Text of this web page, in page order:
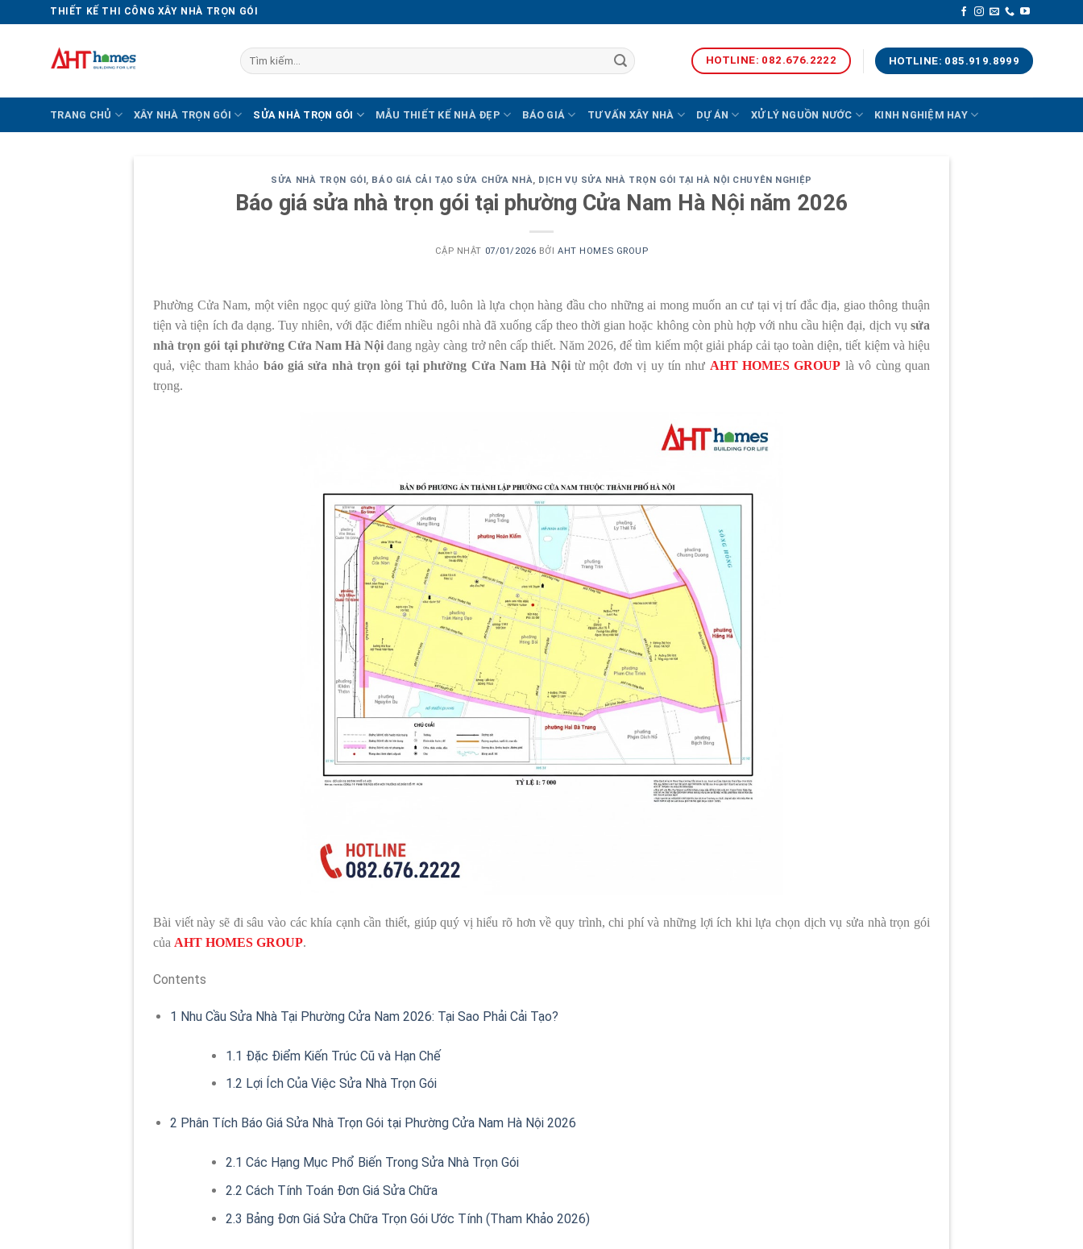
THIẾT KẾ THI CÔNG XÂY NHÀ TRỌN GÓI
Tìm
kiếm:
HOTLINE: 082.676.2222 HOTLINE: 085.919.8999
TRANG CHỦ XÂY NHÀ TRỌN GÓI SỬA NHÀ TRỌN GÓI MẪU THIẾT KẾ NHÀ ĐẸP BÁO GIÁ TƯ VẤN XÂY NHÀ DỰ ÁN XỬ LÝ NGUỒN NƯỚC KINH NGHIỆM HAY
SỬA NHÀ TRỌN GÓI, BÁO GIÁ CẢI TẠO SỬA CHỮA NHÀ, DỊCH VỤ SỬA NHÀ TRỌN GÓI TẠI HÀ NỘI CHUYÊN NGHIỆP
Báo giá sửa nhà trọn gói tại phường Cửa Nam Hà Nội năm 2026
CẬP NHẬT 07/01/2026 BỞIAHT HOMES GROUP
Phường Cửa Nam, một viên ngọc quý giữa lòng Thủ đô, luôn là lựa chọn hàng đầu cho những ai mong muốn an cư tại vị trí đắc địa, giao thông thuận
tiện và tiện ích đa dạng. Tuy nhiên, với đặc điểm nhiều ngôi nhà đã xuống cấp theo thời gian hoặc không còn phù hợp với nhu cầu hiện đại, dịch vụ sửa
nhà trọn gói tại phường Cửa Nam Hà Nội đang ngày càng trở nên cấp thiết. Năm 2026, để tìm kiếm một giải pháp cải tạo toàn diện, tiết kiệm và hiệu
quả, việc tham khảo báo giá sửa nhà trọn gói tại phường Cửa Nam Hà Nộitừ một đơn vị uy tín như AHT HOMES GROUP là vô cùng quan
trọng.
Bài viết này sẽ đi sâu vào các khía cạnh cần thiết, giúp quý vị hiểu rõ hơn về quy trình, chi phí và những lợi ích khi lựa chọn dịch vụ sửa nhà trọn gói
của AHT HOMES GROUP.
Contents
1 Nhu Cầu Sửa Nhà Tại Phường Cửa Nam 2026: Tại Sao Phải Cải Tạo?
1.1 Đặc Điểm Kiến Trúc Cũ và Hạn Chế
1.2 Lợi Ích Của Việc Sửa Nhà Trọn Gói
2 Phân Tích Báo Giá Sửa Nhà Trọn Gói tại Phường Cửa Nam Hà Nội 2026
2.1 Các Hạng Mục Phổ Biến Trong Sửa Nhà Trọn Gói
2.2 Cách Tính Toán Đơn Giá Sửa Chữa
2.3 Bảng Đơn Giá Sửa Chữa Trọn Gói Ước Tính (Tham Khảo 2026)